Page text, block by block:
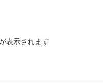
表示されます